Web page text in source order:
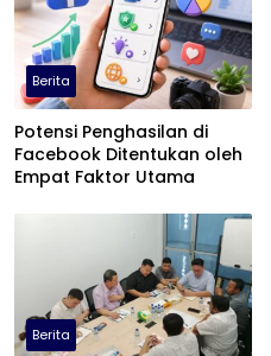
Berita
Potensi Penghasilan di
Facebook Ditentukan oleh
Empat Faktor Utama
Berita